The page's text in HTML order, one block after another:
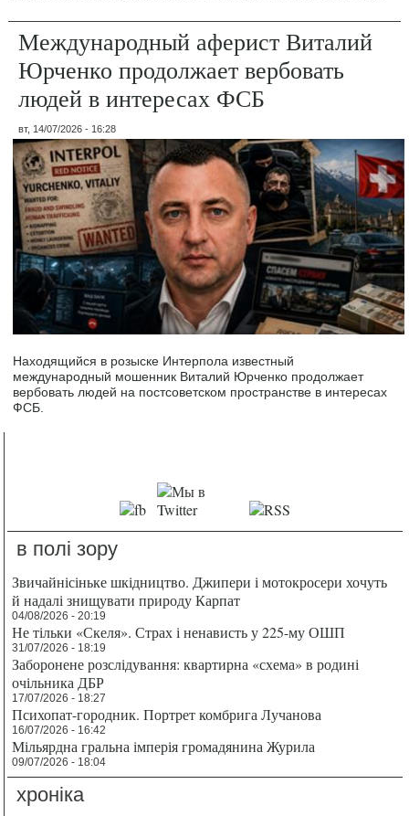
Международный аферист Виталий
Юрченко продолжает вербовать
людей в интересах ФСБ
вт, 14/07/2026 - 16:28
Находящийся в розыске Интерпола известный
международный мошенник Виталий Юрченко продолжает
вербовать людей на постсоветском пространстве в интересах
ФСБ.
в полі зору
Звичайнісіньке шкідництво. Джипери і мотокросери хочуть
й надалі знищувати природу Карпат
04/08/2026 - 20:19
Не тільки «Скеля». Страх і ненависть у 225-му ОШП
31/07/2026 - 18:19
Заборонене розслідування: квартирна «схема» в родині
очільника ДБР
17/07/2026 - 18:27
Психопат-городник. Портрет комбрига Лучанова
16/07/2026 - 16:42
Мільярдна гральна імперія громадянина Журила
09/07/2026 - 18:04
хроніка